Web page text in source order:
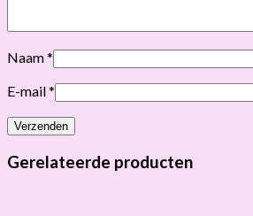
Naam*
E-mail*
Gerelateerde producten